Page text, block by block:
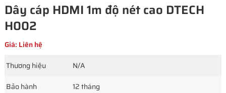
Dây cáp HDMI 1m độ nét cao DTECH
H002
Giá: Liên hệ
Thương hiệu
N/A
Bảo hành
12 tháng